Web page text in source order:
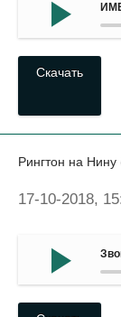
Скачать
Рингтон на
17-10-2018,